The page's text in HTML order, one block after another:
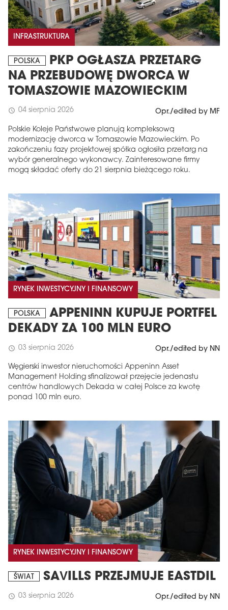
INFRASTRUKTURA
POLSKA
PKP OGŁASZA PRZETARG
NA PRZEBUDOWĘ DWORCA W
TOMASZOWIE MAZOWIECKIM
schedule 04 sierpnia 2026 Opr./edited by MF
Polskie Koleje Państwowe planują kompleksową
modernizację dworca w Tomaszowie Mazowieckim. Po
zakończeniu fazy projektowej spółka ogłosiła przetarg na
wybór generalnego wykonawcy. Zainteresowane firmy
mogą składać oferty do 21 sierpnia bieżącego roku.
RYNEK INWESTYCYJNY I FINANSOWY
POLSKA
APPENINN KUPUJE PORTFEL
DEKADY ZA 100 MLN EURO
schedule 03 sierpnia 2026 Opr./edited by NN
Węgierski inwestor nieruchomości Appeninn Asset
Management Holding sfinalizował przejęcie jedenastu
centrów handlowych Dekada w całej Polsce za kwotę
ponad 100 mln euro.
RYNEK INWESTYCYJNY I FINANSOWY
ŚWIAT SAVILLS PRZEJMUJE EASTDIL
schedule 03 sierpnia 2026 Opr./edited by NN